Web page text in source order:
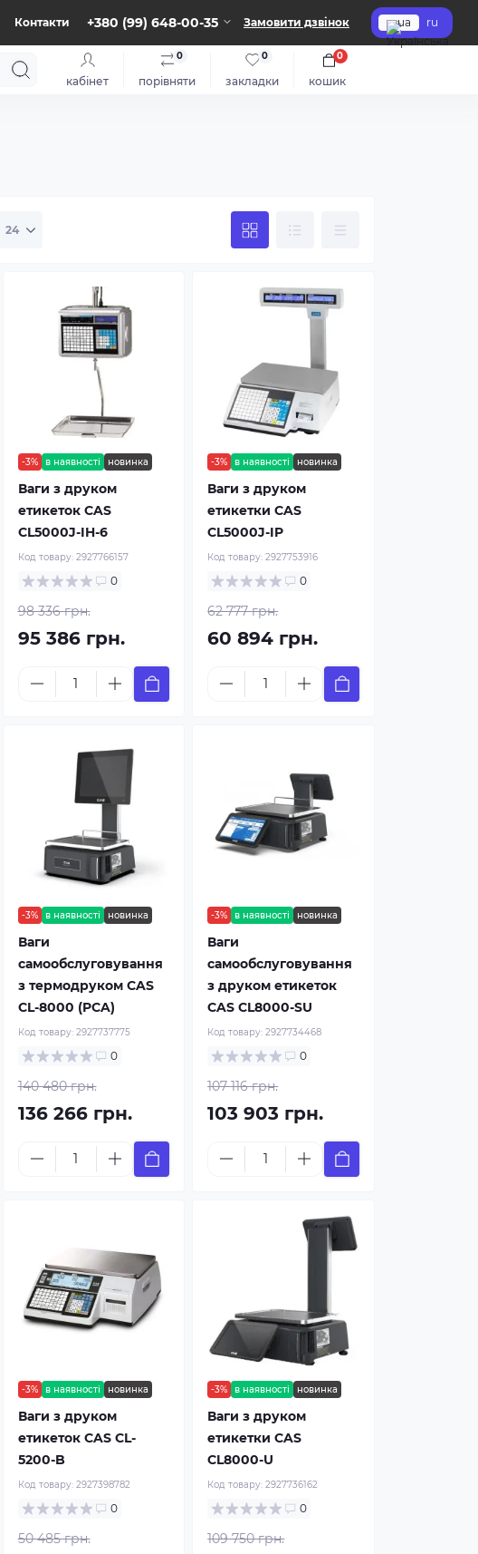
Контакти +380 (99) 648-00-35 Замовити дзвінок ua ru
кабінет порівняти
0
закладки
0
кошик
0
-3% в наявності новинка
Ваги з друком
етикеток CAS
CL5000J-IH-6
Код товару: 2927766157
0
98 336 грн.
95 386 грн.
-3% в наявності новинка
Ваги з друком
етикетки CAS
CL5000J-IP
Код товару:2927753916
0
62 777 грн.
60 894 грн.
-3% в наявності новинка
Ваги
самообслуговування
з термодруком CAS
CL-8000 (PCA)
Код товару: 2927737775
0
140 480 грн.
136 266 грн.
-3% в наявності новинка
Ваги
самообслуговування
з друком етикеток
CAS CL8000-SU
Код товару:2927734468
0
107 116 грн.
103 903 грн.
-3% в наявності новинка
Ваги з друком
етикеток CAS CL-
5200-B
Код товару: 2927398782
0
50 485 грн.
-3% в наявності новинка
Ваги з друком
етикетки CAS
CL8000-U
Код товару:2927736162
0
109 750 грн.